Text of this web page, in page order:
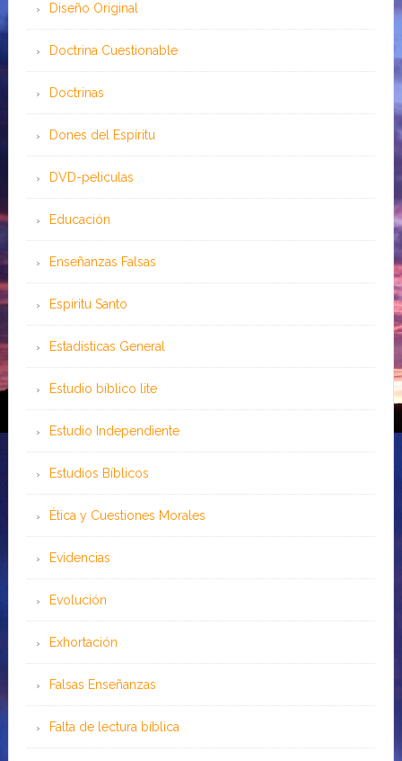
Diseño Original
Doctrina Cuestionable
Doctrinas
Dones del Espíritu
DVD-peliculas
Educación
Enseñanzas Falsas
Espíritu Santo
Estadísticas General
Estudio bíblico lite
Estudio Independiente
Estudios Bíblicos
Ética y Cuestiones Morales
Evidencias
Evolución
Exhortación
Falsas Enseñanzas
Falta de lectura bíblica